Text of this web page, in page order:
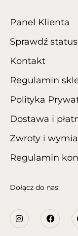
Panel Klienta
Sprawdź
Kontakt
Regulamin
Polityka
Dostawa i
Zwroty i
Regulamin
Dołącz do nas: